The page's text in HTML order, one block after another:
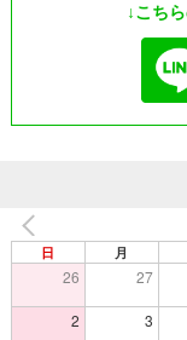
↓こち
日 月
26 27
2 3